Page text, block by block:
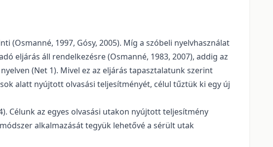
(Osmanné, 1997, Gósy, 2005). Míg a szóbeli nyelvhasználat
eljárás áll rendelkezésre (Osmanné, 1983, 2007), addig az
(Net 1). Mivel ez az eljárás tapasztalatunk szerint
alatt nyújtott olvasási teljesítményét, célul tűztük ki egy új
Célunk az egyes olvasási utakon nyújtott teljesítmény
alkalmazását tegyük lehetővé a sérült utak